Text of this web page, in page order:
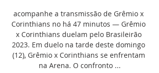
acompanhe a transmissão de Grêmio x
Corinthians no há 47 minutos — Grêmio
x Corinthians duelam pelo Brasileirão
2023. Em duelo na tarde deste domingo
(12), Grêmio x Corinthians se enfrentam
na Arena. O confronto ...